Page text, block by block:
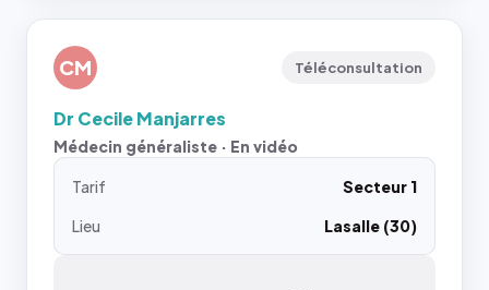
CM Téléconsultation
Dr Cecile Manjarres
Médecin généraliste · En vidéo
Tarif
Secteur 1
Lieu
Lasalle (30)